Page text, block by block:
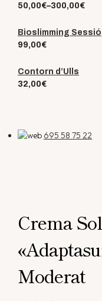
50,00€–300,00€
Bioslimming Sessió
99,00€
Contorn d’Ulls
32,00€
695 58 75 22
Crema
Moderat